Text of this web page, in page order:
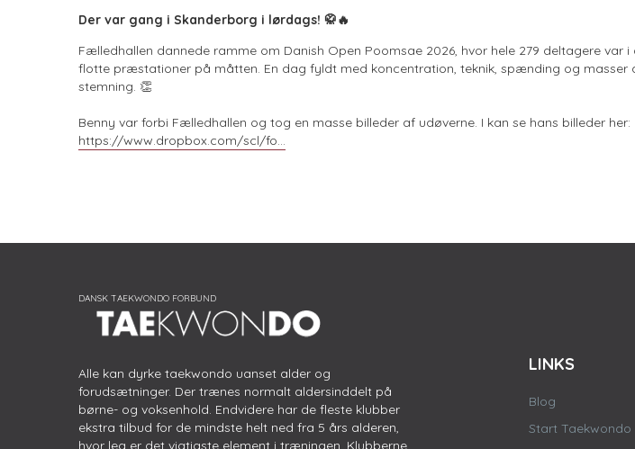
Der var gang i Skanderborg i lørdags! 🥋🔥
Fælledhallen dannede ramme om Danish Open Poomsae 2026, hvor hele 279 deltagere var
flotte præstationer på måtten. En dag fyldt med koncentration, teknik, spænding og masser
stemning. 👏
Benny var forbi Fælledhallen og tog en masse billeder af udøverne. I kan se hans billeder her:
https://www.dropbox.com/scl/fo...
Alle kan dyrke taekwondo uanset alder og
forudsætninger. Der trænes normalt aldersinddelt på
børne- og voksenhold. Endvidere har de fleste klubber
ekstra tilbud for de mindste helt ned fra 5 års alderen,
hvor leg er det vigtigste element i træningen. Klubberne
LINKS
Blog
Start Taekwondo